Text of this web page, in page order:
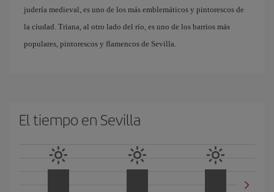
judería medieval, es uno de los más emblemáticos y pintorescos de
la ciudad. Triana, al otro lado del río, es uno de los barrios más
populares, pintorescos y flamencos de Sevilla.
El tiempo en Sevilla